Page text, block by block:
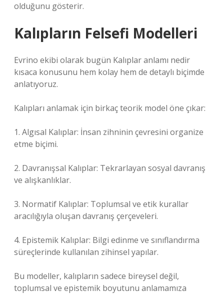
olduğunu gösterir.
Kalıpların Felsefi Modelleri
Evrino ekibi olarak bugün Kalıplar anlamı nedir
kısaca konusunu hem kolay hem de detaylı biçimde
anlatıyoruz.
Kalıpları anlamak için birkaç teorik model öne çıkar:
1. Algısal Kalıplar: İnsan zihninin çevresini organize
etme biçimi.
2. Davranışsal Kalıplar: Tekrarlayan sosyal davranış
ve alışkanlıklar.
3. Normatif Kalıplar: Toplumsal ve etik kurallar
aracılığıyla oluşan davranış çerçeveleri.
4. Epistemik Kalıplar: Bilgi edinme ve sınıflandırma
süreçlerinde kullanılan zihinsel yapılar.
Bu modeller, kalıpların sadece bireysel değil,
toplumsal ve epistemik boyutunu anlamamıza